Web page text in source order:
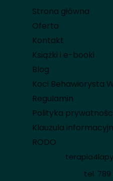
Strona główna
Oferta
Kontakt
Książki i e-booki
Blog
Koci Behawiorysta
Regulamin
Polityka
Klauzula
RODO
tel. 789